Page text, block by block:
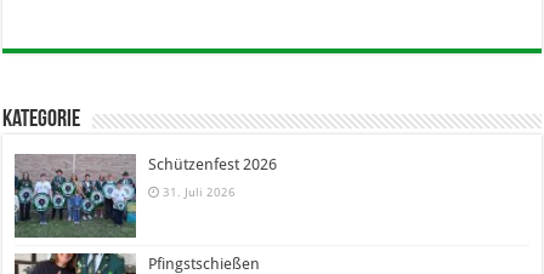
Kategorie
Schützenfest 2026
31. Juli 2026
Pfingstschießen